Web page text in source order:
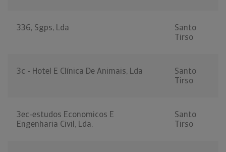
336, Sgps, Lda
Santo
Tirso
3c - Hotel E Clínica De Animais, Lda
Santo
Tirso
3ec-estudos Economicos E
Engenharia Civil, Lda.
Santo
Tirso